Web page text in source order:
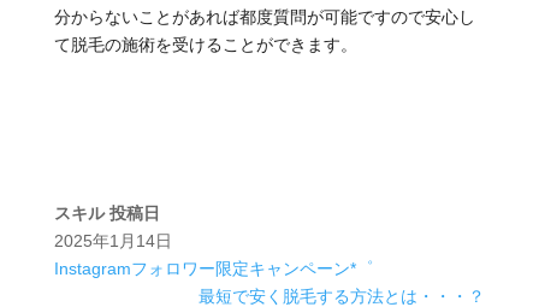
分からないことがあれば都度質問が可能ですので安心し
て脱毛の施術を受けることができます。
スキル 投稿日
2025年1月14日
Instagramフォロワー限定キャンペーン*゜
最短で安く脱毛する方法とは・・・？